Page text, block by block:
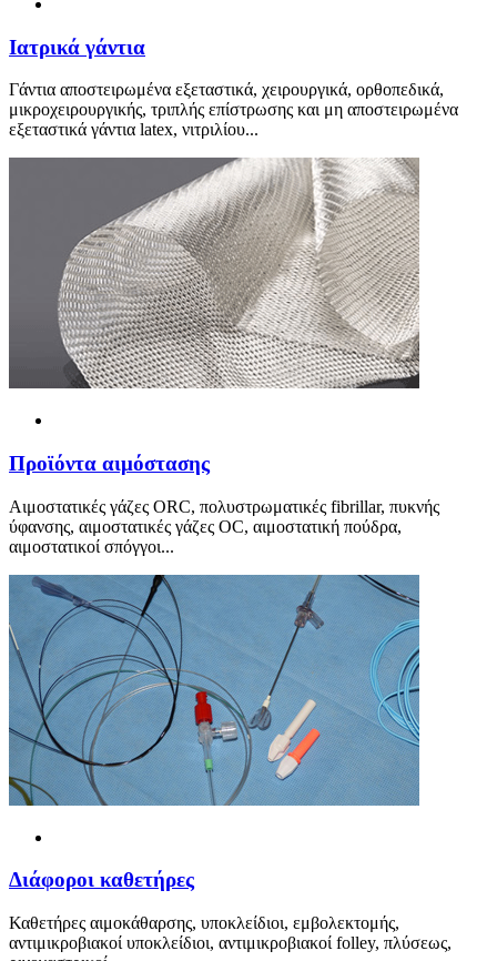
Ιατρικά γάντια
Γάντια αποστειρωμένα εξεταστικά, χειρουργικά, ορθοπεδικά,
μικροχειρουργικής, τριπλής επίστρωσης και μη αποστειρωμένα
εξεταστικά γάντια latex, νιτριλίου...
Προϊόντα αιμόστασης
Αιμοστατικές γάζες ORC, πολυστρωματικές fibrillar, πυκνής
ύφανσης, αιμοστατικές γάζες OC, αιμοστατική πούδρα,
αιμοστατικοί σπόγγοι...
Διάφοροι καθετήρες
Καθετήρες αιμοκάθαρσης, υποκλείδιοι, εμβολεκτομής,
αντιμικροβιακοί υποκλείδιοι, αντιμικροβιακοί folley, πλύσεως,